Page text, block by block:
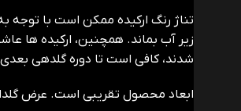
تناژ رنگ ارکیده ممکن است با
زیر آب بماند. همچنین، ارکیده ها
شدند، کافی است تا دوره گلدهی
ابعاد محصول تقریبی است. عرض گلدان 9 سانتی متر طول با ارکیده تقریباً 29